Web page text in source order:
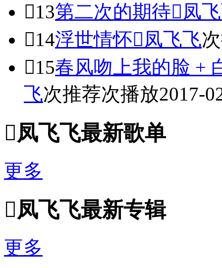
13第二次的期待凤
14浮世情怀凤飞飞
15春风吻上我的脸 +
飞次推荐次播放2017-
 凤飞飞最新歌单
更多
 凤飞飞最新专辑
更多